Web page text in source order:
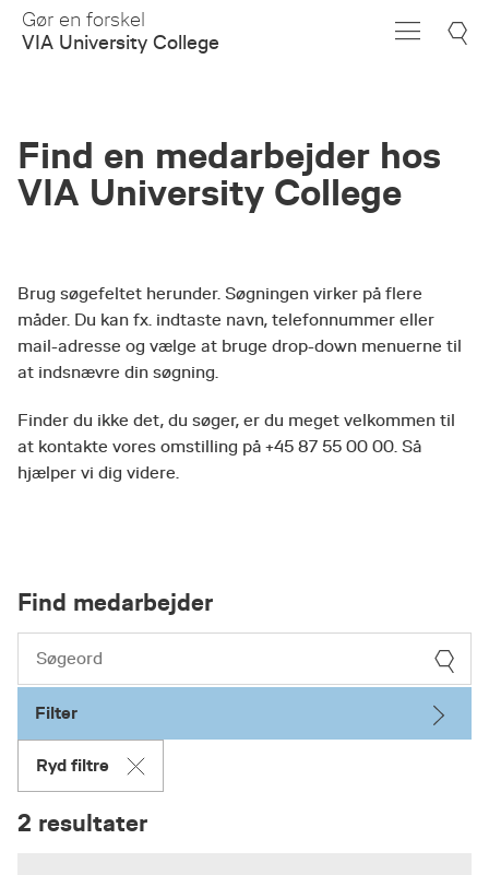
Skip
Main
Gør en forskel
VIA University College
Find en medarbejder hos
VIA University College
Brug søgefeltet herunder. Søgningen virker på flere
måder. Du kan fx. indtaste navn, telefonnummer eller
mail-adresse og vælge at bruge drop-down menuerne til
at indsnævre din søgning.
Finder du ikke det, du søger, er du meget velkommen til
at kontakte vores omstilling på +45 87 55 00 00. Så
hjælper vi dig videre.
Find medarbejder
Filter
Ryd filtre
2 resultater